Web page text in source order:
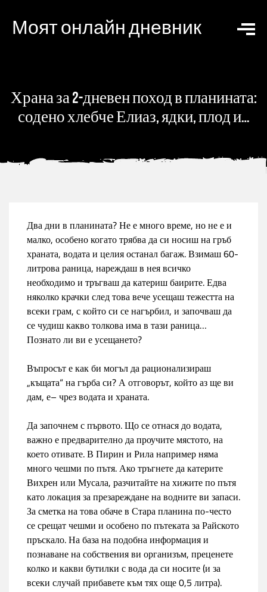
Моят онлайн дневник
Храна за 2-дневен поход в планината:
содено хлебче Елиаз, ядки, плод и…
Два дни в планината? Не е много време, но не е и
малко, особено когато трябва да си носиш на гръб
храната, водата и целия останал багаж. Взимаш 60-
литрова раница, нареждаш в нея всичко
необходимо и тръгваш да катериш баирите. Едва
няколко крачки след това вече усещаш тежестта на
всеки грам, с който си се нагърбил, и започваш да
се чудиш какво толкова има в тази раница…
Познато ли ви е усещането?
Въпросът е как би могъл да рационализираш
„къщата“ на гърба си? А отговорът, който аз ще ви
дам, е– чрез водата и храната.
Да започнем с първото. Що се отнася до водата,
важно е предварително да проучите мястото, на
което отивате. В Пирин и Рила например няма
много чешми по пътя. Ако тръгнете да катерите
Вихрен или Мусала, разчитайте на хижите по пътя
като локация за презареждане на водните ви запаси.
За сметка на това обаче в Стара планина по-често
се срещат чешми и особено по пътеката за Райското
пръскало. На база на подобна информация и
познаване на собствения ви организъм, преценете
колко и какви бутилки с вода да си носите (и за
всеки случай прибавете към тях още 0,5 литра).